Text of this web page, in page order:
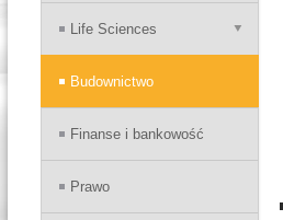
Life Sciences
Budownictwo
Finanse i bankowość
Prawo